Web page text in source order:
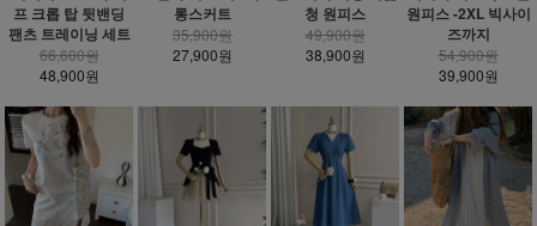
프 크롭 탑 뒷밴딩
팬츠 트레이닝 세트
66,600원
48,900원
롱스커트
35,900원
27,900원
청 원피스
49,900원
38,900원
원피스 -2XL 빅사이
즈까지
54,900원
39,900원